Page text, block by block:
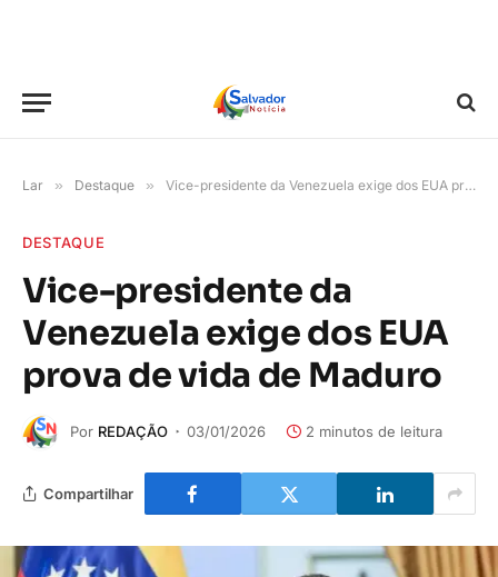
Lar » Destaque » Vice-presidente da Venezuela exige dos EUA prova de vida de Maduro
DESTAQUE
Vice-presidente da
Venezuela exige dos EUA
prova de vida de Maduro
Por REDAÇÃO 03/01/2026 2 minutos de leitura
Compartilhar